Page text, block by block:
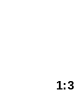
1:3